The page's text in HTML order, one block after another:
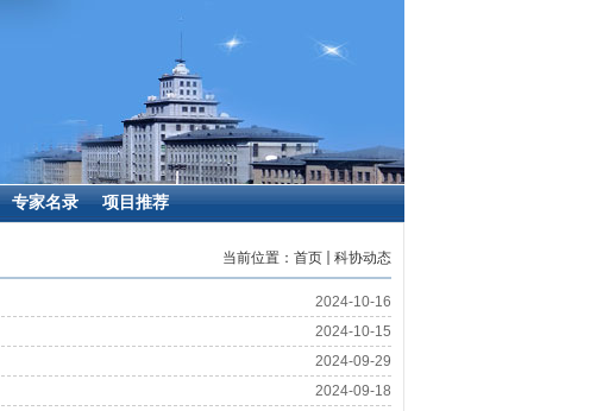
专家名录 项目推荐
当前位置： 首页 科协动态
2024-10-16
2024-10-15
2024-09-29
2024-09-18